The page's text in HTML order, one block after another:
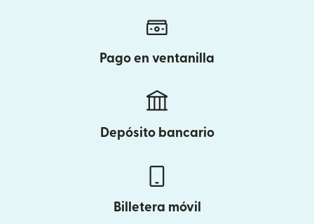
Pago en ventanilla
Depósito bancario
Billetera móvil